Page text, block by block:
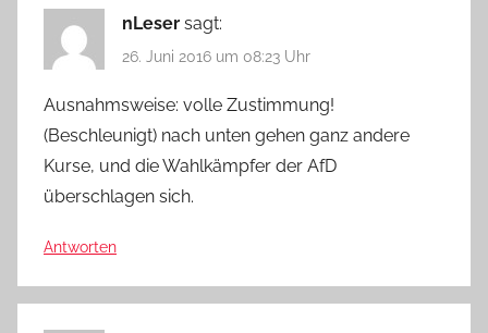
nLeser sagt:
26. Juni 2016 um 08:23 Uhr
Ausnahmsweise: volle Zustimmung!
(Beschleunigt) nach unten gehen ganz andere
Kurse, und die Wahlkämpfer der AfD
überschlagen sich.
Antworten